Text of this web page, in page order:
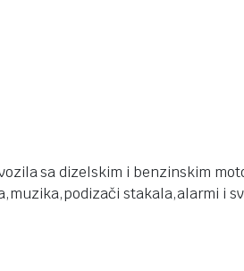
sa dizelskim i benzinskim
stakala,alarmi i